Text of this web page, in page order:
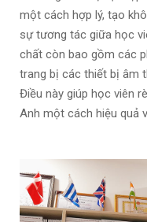
một cách hợp lý, tạo
sự tương tác giữa học
chất còn bao gồm các
trang bị các thiết bị âm
Điều này giúp học viên
Anh một cách hiệu quả